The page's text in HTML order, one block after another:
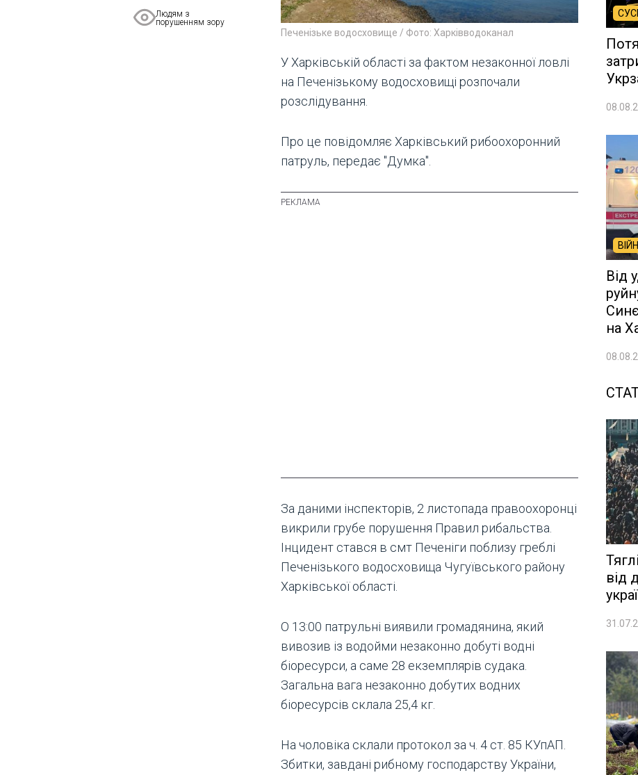
Людям з
порушенням зору
Печенізьке водосховище / Фото: Харківводоканал
У Харківській області за фактом незаконної ловлі
на Печенізькому водосховищі розпочали
розслідування.
Про це повідомляє Харківський рибоохоронний
патруль, передає "Думка".
За даними інспекторів, 2 листопада правоохоронці
викрили грубе порушення Правил рибальства.
Інцидент стався в смт Печеніги поблизу греблі
Печенізького водосховища Чугуївського району
Харківської області.
О 13:00 патрульні виявили громадянина, який
вивозив із водойми незаконно добуті водні
біоресурси, а саме 28 екземплярів судака.
Загальна вага незаконно добутих водних
біоресурсів склала 25,4 кг.
На чоловіка склали протокол за ч. 4 ст. 85 КУпАП.
Збитки, завдані рибному господарству України,
Від
на
від